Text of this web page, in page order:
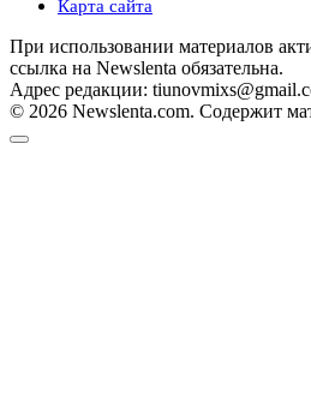
Карта сайта
При использовании материалов
ссылка на Newslenta обязательна.
Адрес редакции:
© 2026 Newslenta.com. Содержит